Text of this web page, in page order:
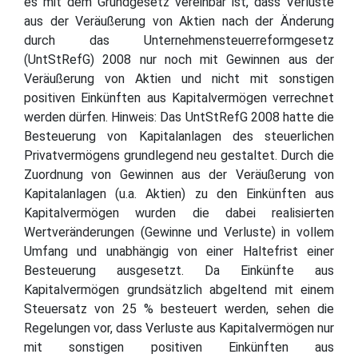
aus der Veräußerung von Aktien nach der Änderung
durch das Unternehmensteuerreformgesetz
(UntStRefG) 2008 nur noch mit Gewinnen aus der
Veräußerung von Aktien und nicht mit sonstigen
positiven Einkünften aus Kapitalvermögen verrechnet
werden dürfen. Hinweis: Das UntStRefG 2008 hatte die
Besteuerung von Kapitalanlagen des steuerlichen
Privatvermögens grundlegend neu gestaltet. Durch die
Zuordnung von Gewinnen aus der Veräußerung von
Kapitalanlagen (u.a. Aktien) zu den Einkünften aus
Kapitalvermögen wurden die dabei realisierten
Wertveränderungen (Gewinne und Verluste) in vollem
Umfang und unabhängig von einer Haltefrist einer
Besteuerung ausgesetzt. Da Einkünfte aus
Kapitalvermögen grundsätzlich abgeltend mit einem
Steuersatz von 25 % besteuert werden, sehen die
Regelungen vor, dass Verluste aus Kapitalvermögen nur
mit sonstigen positiven Einkünften aus